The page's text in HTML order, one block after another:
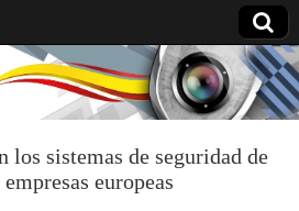
los sistemas de seguridad de
europeas